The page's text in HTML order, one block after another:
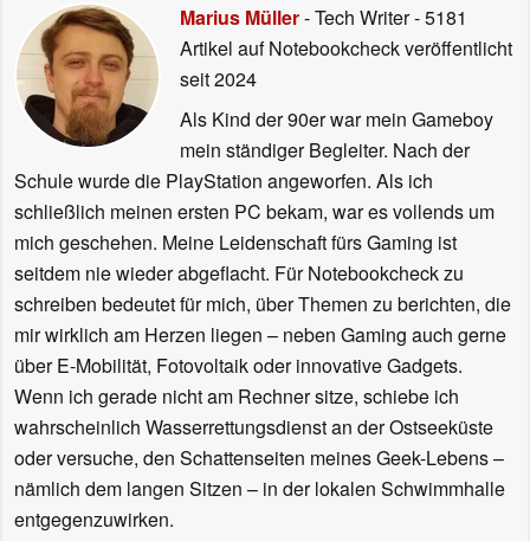
Marius Müller- Tech Writer- 5181
Artikel auf Notebookcheck veröffentlicht
seit 2024
Als Kind der 90er war mein Gameboy
mein ständiger Begleiter. Nach der
Schule wurde die PlayStation angeworfen. Als ich
schließlich meinen ersten PC bekam, war es vollends um
mich geschehen. Meine Leidenschaft fürs Gaming ist
seitdem nie wieder abgeflacht. Für Notebookcheck zu
schreiben bedeutet für mich, über Themen zu berichten, die
mir wirklich am Herzen liegen – neben Gaming auch gerne
über E-Mobilität, Fotovoltaik oder innovative Gadgets.
Wenn ich gerade nicht am Rechner sitze, schiebe ich
wahrscheinlich Wasserrettungsdienst an der Ostseeküste
oder versuche, den Schattenseiten meines Geek-Lebens –
nämlich dem langen Sitzen – in der lokalen Schwimmhalle
entgegenzuwirken.